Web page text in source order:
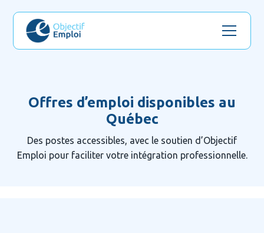
Offres d’emploi disponibles au
Québec
Des postes accessibles, avec le soutien d’Objectif
Emploi pour faciliter votre intégration professionnelle.